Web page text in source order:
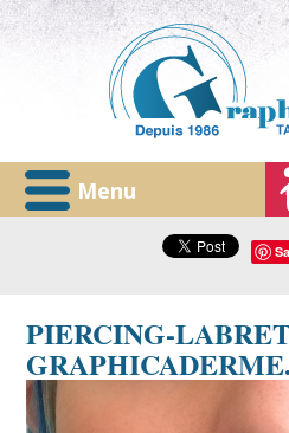
Menu
PIERCING-